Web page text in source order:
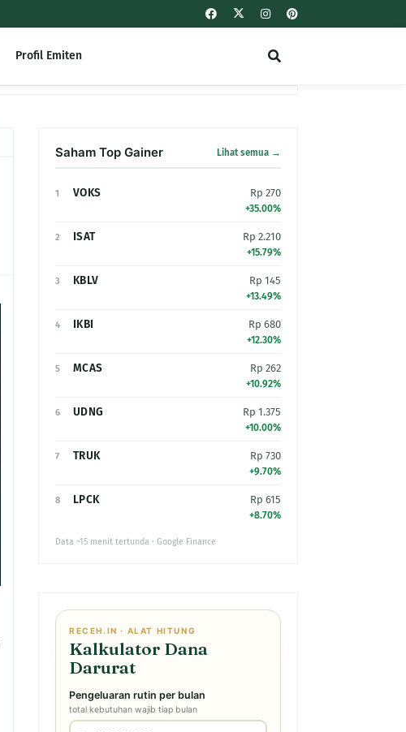
Profil Emiten
Saham Top Gainer Lihat semua →
1 VOKS Rp 270
+35.00%
2 ISAT Rp 2.210
+15.79%
3 KBLV Rp 145
+13.49%
4 IKBI Rp 680
+12.30%
5 MCAS Rp 262
+10.92%
6 UDNG Rp 1.375
+10.00%
7 TRUK Rp 730
+9.70%
8 LPCK Rp 615
+8.70%
Data ~15 menit tertunda · Google Finance
RECEH.IN · ALAT HITUNG
Kalkulator Dana
Darurat
Pengeluaran rutin per bulan
total kebutuhan wajib tiap bulan